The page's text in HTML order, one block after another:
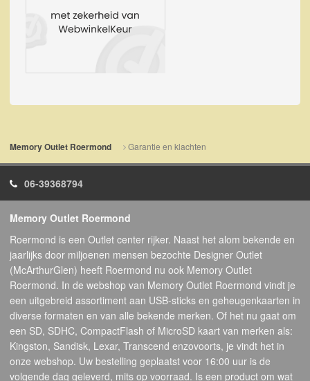
Memory Outlet Roermond Garantie en klachten
06-39368794
Memory Outlet Roermond
Roermond is een Outlet center rijker. Naast het alom bekende en
jaarlijks door miljoenen mensen bezochte Designer Outlet
(McArthurGlen) heeft Roermond nu ook Memory Outlet
Roermond. In de webshop van Memory Outlet Roermond vindt je
een uitgebreid assortiment aan USB-sticks en geheugenkaarten in
diverse formaten en van alle bekende merken. Of het nu gaat om
een SD, SDHC, CompactFlash of MicroSD kaart van merken als:
Kingston, Sandisk, Lexar, Transcend enzovoorts, je vindt het in
onze webshop. Uw bestelling geplaatst voor 16:00 uur is de
volgende dag geleverd, mits op voorraad. Is een product om wat